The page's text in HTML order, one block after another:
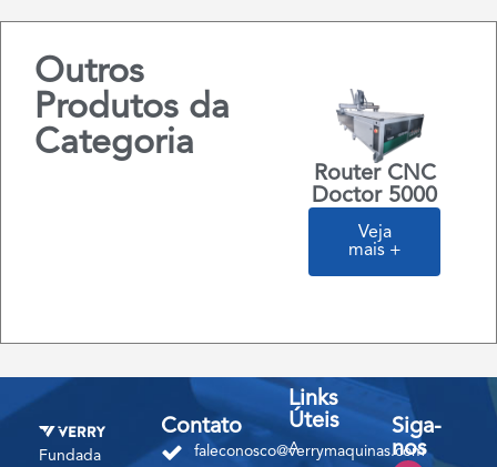
Outros
Produtos da
Categoria
Router CNC
Doctor 5000
Veja
mais +
Fundada
Contato
faleconosco@verrymaquinas.com
Links
Úteis
A
Siga-
nos